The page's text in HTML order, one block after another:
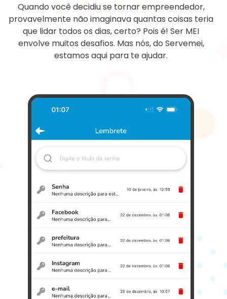
Quando você decidiu se tornar empreendedor,
provavelmente não imaginava quantas coisas teria
que lidar todos os dias, certo? Pois é! Ser MEI
envolve muitos desafios. Mas nós, do Servemei,
estamos aqui para te ajudar.